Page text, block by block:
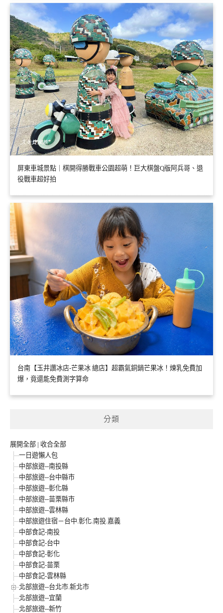
屏東車城景點｜棋開得勝戰車公園超萌！巨大棋盤Q版阿兵哥、退
役戰車超好拍
台南【玉井讚冰店-芒果冰 總店】超霸氣銅鍋芒果冰！煉乳免費加
爆，竟還能免費測字算命
分類
展開全部 | 收合全部
一日遊懶人包
中部旅遊--南投縣
中部旅遊--台中縣市
中部旅遊--彰化縣
中部旅遊--苗栗縣市
中部旅遊--雲林縣
中部旅遊住宿－台中.彰化.南投.嘉義
中部食記-南投
中部食記-台中
中部食記-彰化
中部食記-苗栗
中部食記-雲林縣
北部旅遊--台北市.新北市
北部旅遊--宜蘭
北部旅遊--新竹